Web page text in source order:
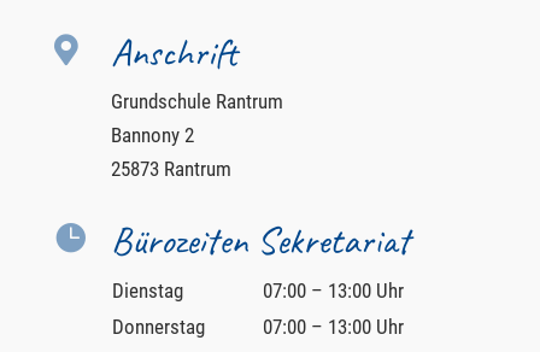
 Anschrift
Grundschule Rantrum
Bannony 2
25873 Rantrum
 Bürozeiten Sekretariat
Dienstag
07:00 – 13:00 Uhr
Donnerstag
07:00 – 13:00 Uhr